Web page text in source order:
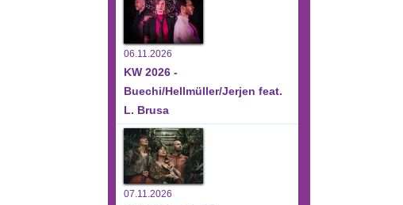
06.11.2026
KW 2026 -
Buechi/Hellmüller/Jerjen feat.
L. Brusa
07.11.2026